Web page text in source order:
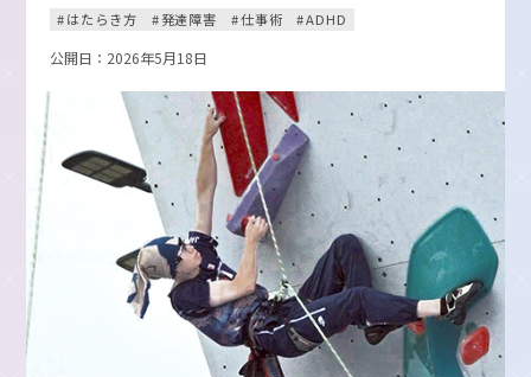
はたらき方 発達障害 仕事術 ADHD
公開日：2026年5月18日